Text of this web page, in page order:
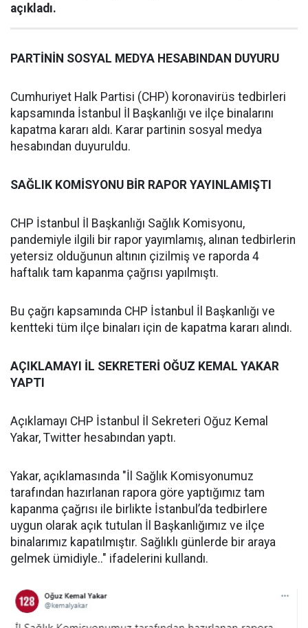
açıkladı.
PARTİNİN SOSYAL MEDYA HESABINDAN DUYURU
Cumhuriyet Halk Partisi (CHP) koronavirüs tedbirleri
kapsamında İstanbul İl Başkanlığı ve ilçe binalarını
kapatma kararı aldı. Karar partinin sosyal medya
hesabından duyuruldu.
SAĞLIK KOMİSYONU BİR RAPOR YAYINLAMIŞTI
CHP İstanbul İl Başkanlığı Sağlık Komisyonu,
pandemiyle ilgili bir rapor yayımlamış, alınan tedbirlerin
yetersiz olduğunun altının çizilmiş ve raporda 4
haftalık tam kapanma çağrısı yapılmıştı.
Bu çağrı kapsamında CHP İstanbul İl Başkanlığı ve
kentteki tüm ilçe binaları için de kapatma kararı alındı.
AÇIKLAMAYI İL SEKRETERİ OĞUZ KEMAL YAKAR
YAPTI
Açıklamayı CHP İstanbul İl Sekreteri Oğuz Kemal
Yakar, Twitter hesabından yaptı.
Yakar, açıklamasında "İl Sağlık Komisyonumuz
tarafından hazırlanan rapora göre yaptığımız tam
kapanma çağrısı ile birlikte İstanbul’da tedbirlere
uygun olarak açık tutulan İl Başkanlığımız ve ilçe
binalarımız kapatılmıştır. Sağlıklı günlerde bir araya
gelmek ümidiyle.." ifadelerini kullandı.